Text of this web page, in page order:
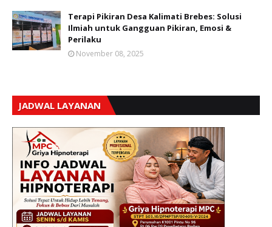
Terapi Pikiran Desa Kalimati Brebes: Solusi
Ilmiah untuk Gangguan Pikiran, Emosi &
Perilaku
November 08, 2025
JADWAL LAYANAN